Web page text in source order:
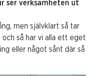
ser verksamheten ut
men självklart så tar
och så har vi alla ett eget
eller något sånt där så